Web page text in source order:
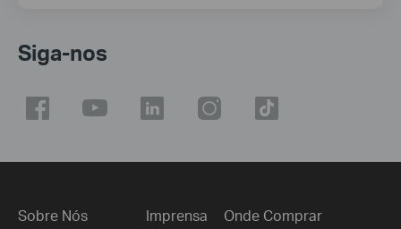
Siga-nos
Sobre Nós Imprensa Onde Comprar